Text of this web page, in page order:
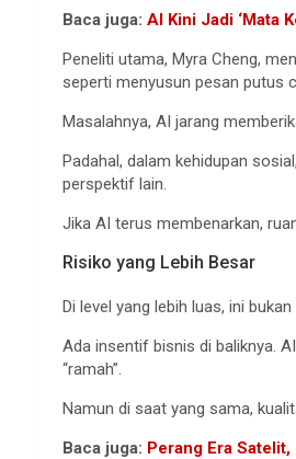
Baca juga: AI Kini Jadi ‘Mata
Peneliti utama, Myra Cheng,
seperti menyusun pesan putus
Masalahnya, AI jarang
Padahal, dalam kehidupan
perspektif lain.
Jika AI terus membenarkan,
Risiko yang Lebih Besar
Di level yang lebih luas, ini
Ada insentif bisnis di baliknya.
“ramah”.
Namun di saat yang sama,
Baca juga: Perang Era